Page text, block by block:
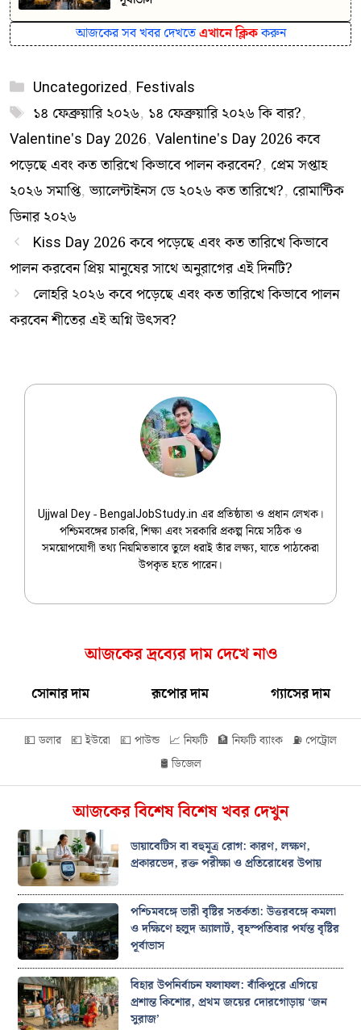
আজকের সব খবর দেখতেএখানে ক্লিককরুন
Categories
Uncategorized, Festivals
Tags
১৪ ফেব্রুয়ারি ২০২৬, ১৪ ফেব্রুয়ারি ২০২৬ কি বার?,
Valentine's Day 2026, Valentine's Day 2026 কবে
পড়েছে এবং কত তারিখে কিভাবে পালন করবেন?, প্রেম সপ্তাহ
২০২৬ সমাপ্তি,ভ্যালেন্টাইনস ডে ২০২৬ কত তারিখে?, রোমান্টিক
ডিনার ২০২৬
Kiss Day 2026 কবে পড়েছে এবং কত তারিখে কিভাবে
পালন করবেন প্রিয় মানুষের সাথে অনুরাগের এই দিনটি?
লোহরি ২০২৬ কবে পড়েছে এবং কত তারিখে কিভাবে পালন
করবেন শীতের এই অগ্নি উৎসব?
Ujjwal Dey - BengalJobStudy.in এর প্রতিষ্ঠাতা ও প্রধান লেখক।
পশ্চিমবঙ্গের চাকরি, শিক্ষা এবং সরকারি প্রকল্প নিয়ে সঠিক ও
সময়োপযোগী তথ্য নিয়মিতভাবে তুলে ধরাই তাঁর লক্ষ্য, যাতে পাঠকেরা
উপকৃত হতে পারেন।
আজকের দ্রব্যের দাম দেখে নাও
সোনার দাম রূপোর দাম গ্যাসের দাম
💵 ডলার 💶 ইউরো 💷 পাউন্ড 📈 নিফটি 🏦 নিফটি ব্যাংক ⛽ পেট্রোল
🛢️ ডিজেল
আজকের বিশেষ বিশেষ খবর দেখুন
ডায়াবেটিস বা বহুমূত্র রোগ: কারণ, লক্ষণ,
প্রকারভেদ, রক্ত পরীক্ষা ও প্রতিরোধের উপায়
পশ্চিমবঙ্গে ভারী বৃষ্টির সতর্কতা: উত্তরবঙ্গে কমলা
ও দক্ষিণে হলুদ অ্যালার্ট, বৃহস্পতিবার পর্যন্ত বৃষ্টির
পূর্বাভাস
বিহার উপনির্বাচন ফলাফল: বাঁকিপুরে এগিয়ে
প্রশান্ত কিশোর, প্রথম জয়ের দোরগোড়ায় ‘জন
সুরাজ’